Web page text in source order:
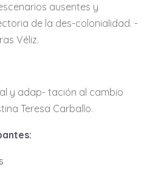
ausentes y
de la des-colonialidad. -
Véliz.
y adap- tación al cambio
Teresa Carballo.